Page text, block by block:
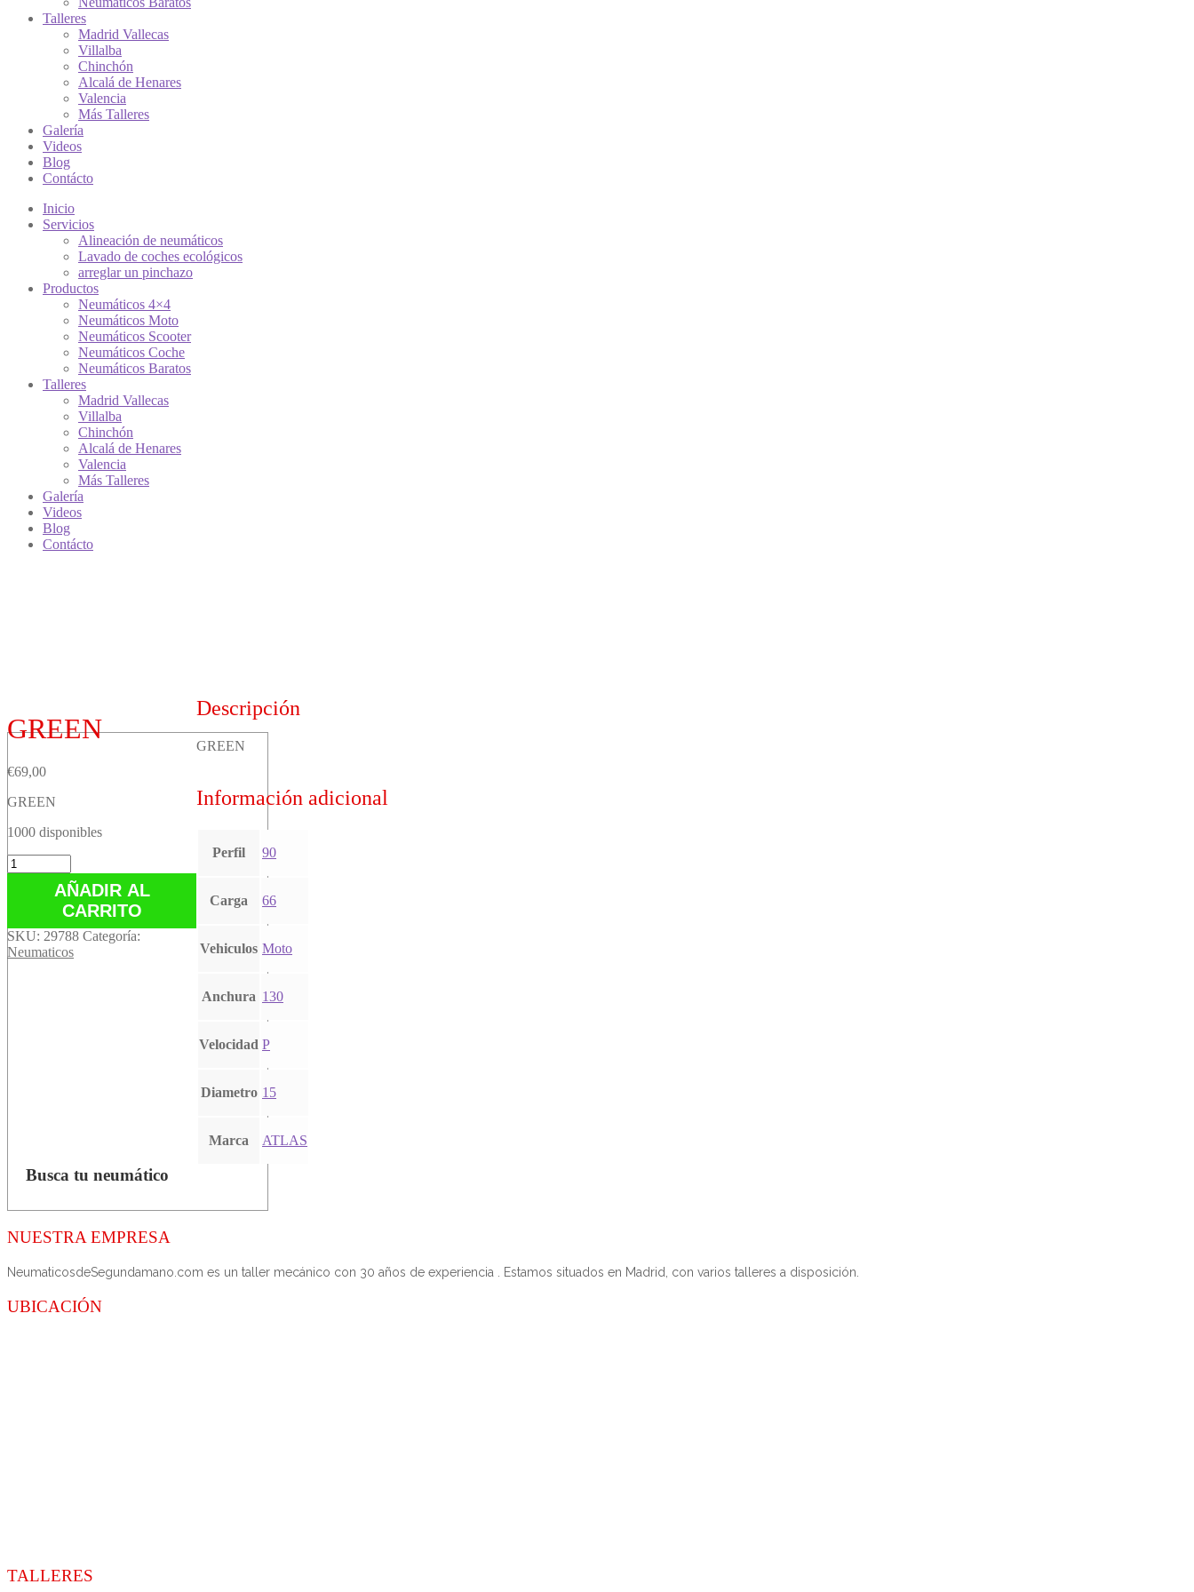
Talleres
Madrid Vallecas
Villalba
Chinchón
Alcalá de Henares
Valencia
Más Talleres
Galería
Videos
Blog
Contácto
Inicio
Servicios
Alineación de neumáticos
Lavado de coches ecológicos
arreglar un pinchazo
Productos
Neumáticos 4×4
Neumáticos Moto
Neumáticos Scooter
Neumáticos Coche
Neumáticos Baratos
Talleres
Madrid Vallecas
Villalba
Chinchón
Alcalá de Henares
Valencia
Más Talleres
Galería
Videos
Blog
Contácto
GREEN
€69,00
GREEN
1000 disponibles
GREEN
cantidad
AÑADIR AL
CARRITO
SKU: 29788 Categoría:
Neumaticos
Descripción
GREEN
Información adicional
Perfil 90
Carga 66
Vehiculos Moto
Anchura 130
Velocidad P
Diametro 15
Marca ATLAS
Busca tu neumático
NUESTRA EMPRESA
NeumaticosdeSegundamano.com es un taller mecánico con 30 años de experiencia . Estamos situados en Madrid, con varios talleres a disposición.
UBICACIÓN
TALLERES